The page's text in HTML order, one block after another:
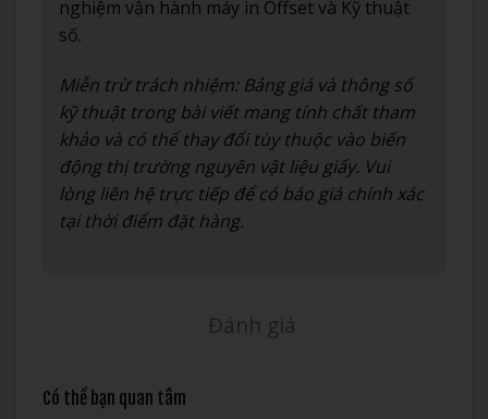
nghiệm vận hành máy in Offset và Kỹ thuật
số.
Miễn trừ trách nhiệm: Bảng giá và thông số
kỹ thuật trong bài viết mang tính chất tham
khảo và có thể thay đổi tùy thuộc vào biến
động thị trường nguyên vật liệu giấy. Vui
lòng liên hệ trực tiếp để có báo giá chính xác
tại thời điểm đặt hàng.
Đánh giá
Có thể bạn quan tâm